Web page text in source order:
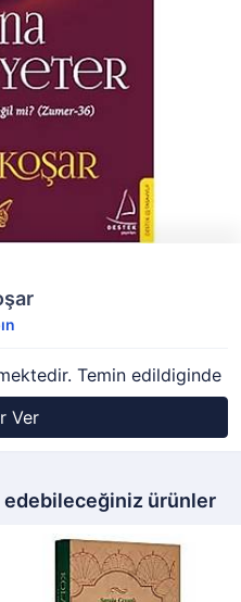
Temin edildiginde
Ver
ürünler